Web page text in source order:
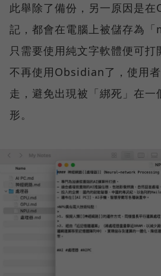
此舉除了備份，另一原因是
記，都會在電腦上被儲存為「
只需要使用純文字軟體便可打
不再使用Obsidian了，使用
走，避免出現被「綁死」在一
形。